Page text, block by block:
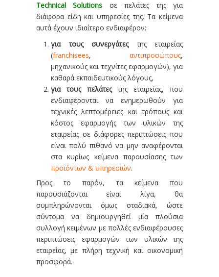
Technical Solutions σε πελάτες της για
διάφορα είδη και υπηρεσίες της. Τα κείμενα
αυτά έχουν ιδιαίτερο ενδιαφέρον:
για τους συνεργάτες της εταιρείας
(franchisees, αντιπροσώπους,
μηχανικούς και τεχνίτες εφαρμογών), για
καθαρά εκπαιδευτικούς λόγους,
για τους πελάτεςτης εταιρείας, που
ενδιαφέρονται να ενημερωθούν για
τεχνικές λεπτομέρειες και τρόπους και
κόστος εφαρμογής των υλικών της
εταιρείας σε διάφορες περιπτώσεις που
είναι πολύ πιθανό να μην αναφέρονται
στα κυρίως κείμενα παρουσίασης των
προϊόντων & υπηρεσιών.
Προς το παρόν, τα κείμενα που
παρουσιάζονται είναι λίγα, θα
συμπληρώνονται όμως σταδιακά, ώστε
σύντομα να δημιουργηθεί μία πλούσια
συλλογή κειμένων με πολλές ενδιαφέρουσες
περιπτώσεις εφαρμογών των υλικών της
εταιρείας, με πλήρη τεχνική και οικονομική
προσφορά.